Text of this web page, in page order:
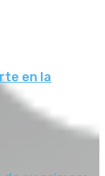
en la